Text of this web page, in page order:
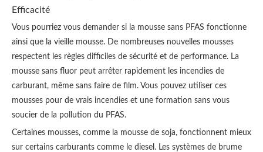
Efficacité
Vous pourriez vous demander si la mousse sans PFAS fonctionne
ainsi que la vieille mousse. De nombreuses nouvelles mousses
respectent les règles difficiles de sécurité et de performance. La
mousse sans fluor peut arrêter rapidement les incendies de
carburant, même sans faire de film. Vous pouvez utiliser ces
mousses pour de vrais incendies et une formation sans vous
soucier de la pollution du PFAS.
Certaines mousses, comme la mousse de soja, fonctionnent mieux
sur certains carburants comme le diesel. Les systèmes de brume